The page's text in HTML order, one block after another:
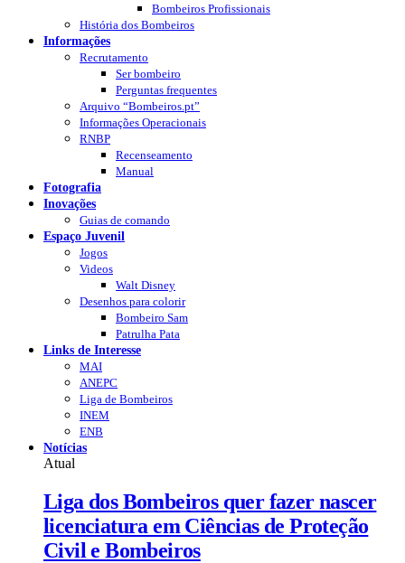
Bombeiros Profissionais
História dos Bombeiros
Informações
Recrutamento
Ser bombeiro
Perguntas frequentes
Arquivo “Bombeiros.pt”
Informações Operacionais
RNBP
Recenseamento
Manual
Fotografia
Inovações
Guias de comando
Espaço Juvenil
Jogos
Videos
Walt Disney
Desenhos para colorir
Bombeiro Sam
Patrulha Pata
Links de Interesse
MAI
ANEPC
Liga de Bombeiros
INEM
ENB
Notícias
Atual
Liga dos Bombeiros quer fazer nascer
licenciatura em Ciências de Proteção
Civil e Bombeiros